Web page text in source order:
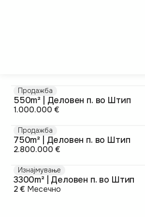
Продажба
550m² | Деловен п. во Штип
1.000.000 €
Продажба
750m² | Деловен п. во Штип
2.800.000 €
Изнајмување
3300m² | Деловен п. во Штип
2 € Месечно